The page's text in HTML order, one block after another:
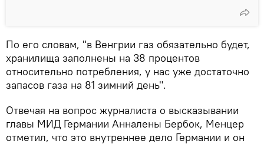
По его словам, "в Венгрии газ обязательно будет,
хранилища заполнены на 38 процентов
относительно потребления, у нас уже достаточно
запасов газа на 81 зимний день".
Отвечая на вопрос журналиста о высказывании
главы МИД Германии Анналены Бербок, Менцер
отметил, что это внутреннее дело Германии и он